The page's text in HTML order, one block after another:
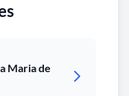
Maria de